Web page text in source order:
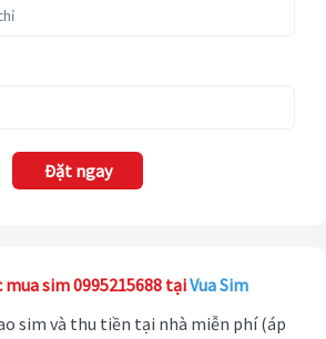
Đặt ngay
sim 0995215688 tạiVua Sim
sim và thu tiền tại nhà miễn phí (áp